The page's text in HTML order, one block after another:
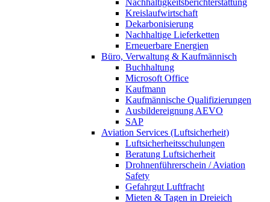
Kreislaufwirtschaft
Dekarbonisierung
Nachhaltige Lieferketten
Erneuerbare Energien
Büro, Verwaltung & Kaufmännisch
Buchhaltung
Microsoft Office
Kaufmann
Kaufmännische Qualifizierungen
Ausbildereignung AEVO
SAP
Aviation Services (Luftsicherheit)
Luftsicherheitsschulungen
Beratung Luftsicherheit
Drohnenführerschein / Aviation
Safety
Gefahrgut Luftfracht
Mieten & Tagen in Dreieich